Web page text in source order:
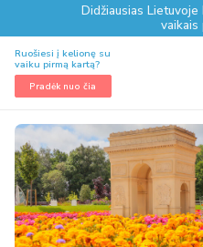
Didžiausias
vaikais
Ruošiesi į kelionę su
vaiku pirmą kartą?
Pradėk nuo čia